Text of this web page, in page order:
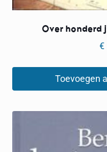
Over honderd
€
Toevoegen